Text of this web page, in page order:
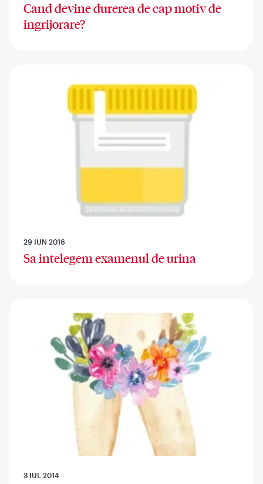
Cand devine durerea de cap motiv de
ingrijorare?
29 IUN 2016
Sa intelegem examenul de urina
3 IUL 2014